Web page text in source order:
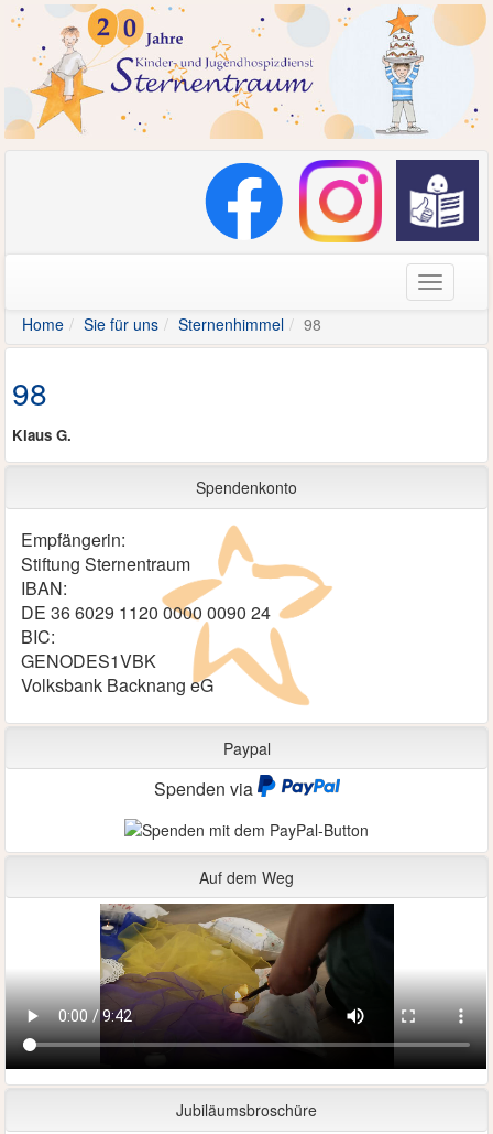
Home
Sie für uns Sternenhimmel 98
98
Klaus G.
Spendenkonto
Empfängerin:
Stiftung Sternentraum
IBAN:
DE 36 6029 1120 0000 0090 24
BIC:
GENODES1VBK
Volksbank Backnang eG
Paypal
Spenden via
Auf dem Weg
Jubiläumsbroschüre